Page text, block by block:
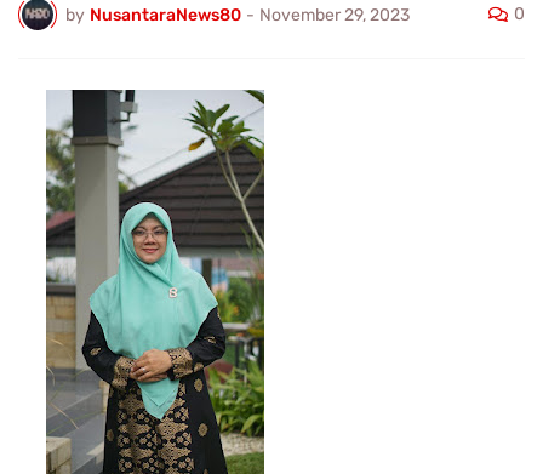
by NusantaraNews80 - November 29, 2023 0